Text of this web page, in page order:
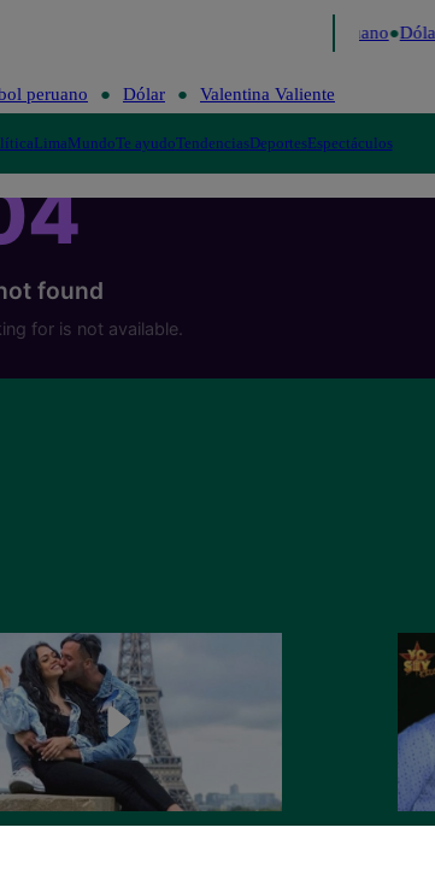
Fútbol peruano Dólar
peruano Dólar Valentina Valiente
LimaMundoTe ayudoTendenciasDeportesEspectáculos